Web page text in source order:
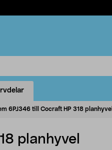
6PJ346 till Cocraft HP 318 planhyvel
planhyvel